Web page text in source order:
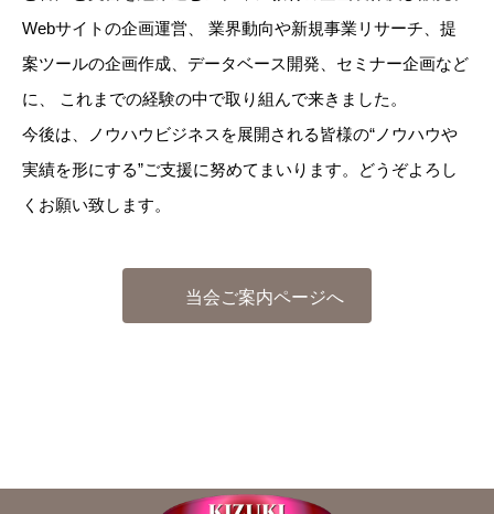
Webサイトの企画運営、 業界動向や新規事業リサーチ、提
案ツールの企画作成、データベース開発、セミナー企画など
に、 これまでの経験の中で取り組んで来きました。
今後は、ノウハウビジネスを展開される皆様の“ノウハウや
実績を形にする”ご支援に努めてまいります。どうぞよろし
くお願い致します。
当会ご案内ページへ